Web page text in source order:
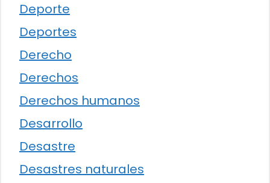
Deporte
Deportes
Derecho
Derechos
Derechos humanos
Desarrollo
Desastre
Desastres naturales